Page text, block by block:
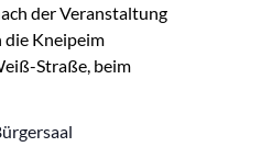
der Veranstaltung
die Kneipeim
Straße, beim